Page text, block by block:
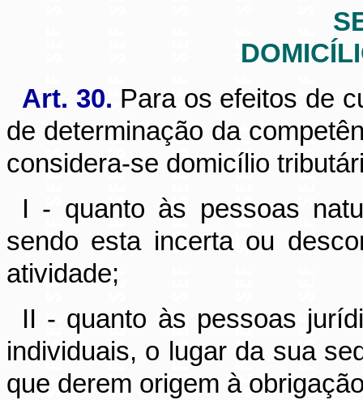
Art. 30. Para os efeitos de
de determinação da
considera-se domicílio
I - quanto às pessoas
sendo esta incerta ou
atividade;
II - quanto às pessoas
individuais, o lugar da sua
que derem origem à